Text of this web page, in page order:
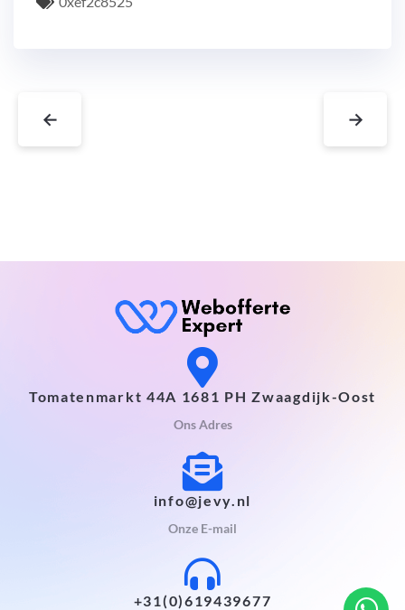
← →
Tomatenmarkt 44A 1681 PH Zwaagdijk-Oost
Ons Adres
info@jevy.nl
Onze E-mail
+31(0)619439677